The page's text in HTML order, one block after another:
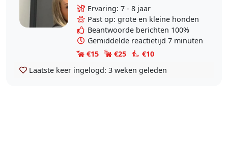
hond bij mij ouders is verveel ik me
vaak met wandelen en vind ik het
leuk om u hond evt uit..
Ervaring: 7 - 8 jaar
Past op: grote en kleine honden
Beantwoorde berichten 100%
Gemiddelde reactietijd 7 minuten
€15
€25
€10
Laatste keer ingelogd: 3 weken geleden